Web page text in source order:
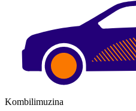
Kombilimuzina